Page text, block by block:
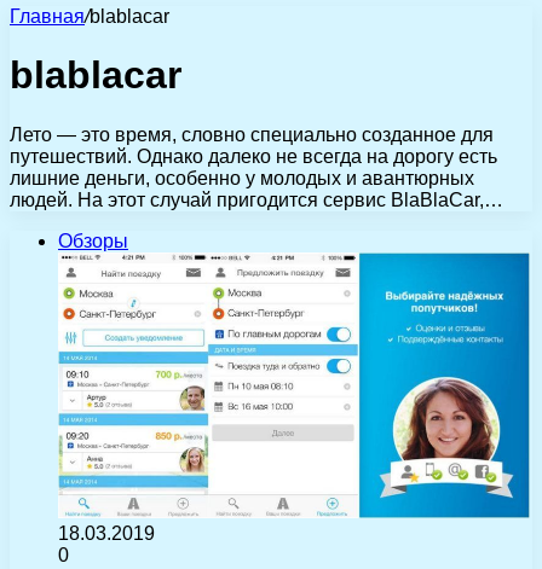
Главная/blablacar
blablacar
Лето — это время, словно специально созданное для
путешествий. Однако далеко не всегда на дорогу есть
лишние деньги, особенно у молодых и авантюрных
людей. На этот случай пригодится сервис BlaBlaCar,…
Обзоры
18.03.2019
0